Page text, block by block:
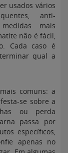
usados vários
anti-
mais
não é fácil,
Cada caso é
qual a
comuns: a
se sobre a
ou perda
passa por
específicos,
apenas no